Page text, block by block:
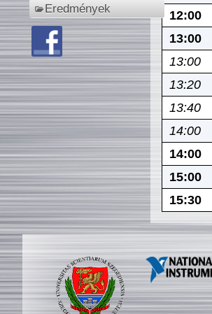
Eredmények
12:00
13:00
13:00
13:20
13:40
14:00
14:00
15:00
15:30